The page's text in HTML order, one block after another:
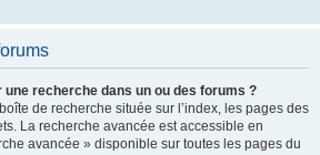
recherche dans un ou des forums ?
de recherche située sur l’index, les pages des
La recherche avancée est accessible en
avancée » disponible sur toutes les pages du